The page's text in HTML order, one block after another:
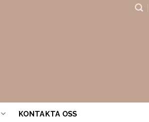
KONTAKTA OSS